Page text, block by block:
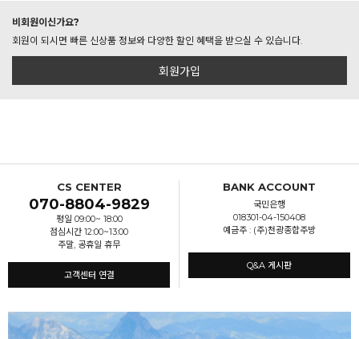
비회원이신가요?
회원이 되시면 빠른 신상품 정보와 다양한 할인 혜택을 받으실 수 있습니다.
회원가입
CS CENTER
070-8804-9829
평일 09:00~ 18:00
점심시간 12:00~13:00
주말, 공휴일 휴무
고객센터 연결
BANK ACCOUNT
국민은행
018301-04-150408
예금주 : (주)천광종합주방
Q&A 게시판